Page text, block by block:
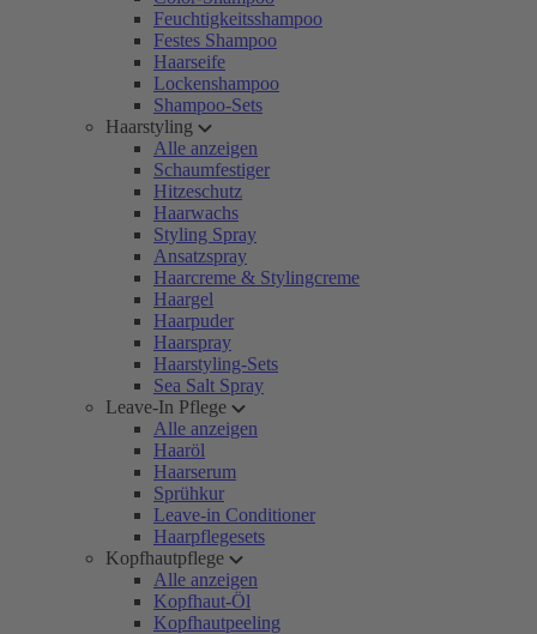
Feuchtigkeitsshampoo
Festes Shampoo
Haarseife
Lockenshampoo
Shampoo-Sets
Haarstyling
Alle anzeigen
Schaumfestiger
Hitzeschutz
Haarwachs
Styling Spray
Ansatzspray
Haarcreme & Stylingcreme
Haargel
Haarpuder
Haarspray
Haarstyling-Sets
Sea Salt Spray
Leave-In Pflege
Alle anzeigen
Haaröl
Haarserum
Sprühkur
Leave-in Conditioner
Haarpflegesets
Kopfhautpflege
Alle anzeigen
Kopfhaut-Öl
Kopfhautpeeling